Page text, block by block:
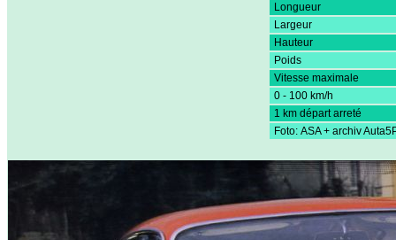
Longueur
Largeur
Hauteur
Poids
Vitesse maximale
0 - 100 km/h
1 km départ arreté
Foto: ASA + archiv